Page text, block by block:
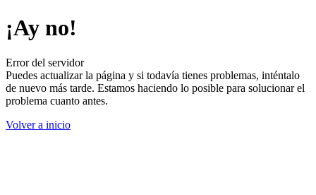
¡Ay no!
Error del servidor
Puedes actualizar la página y si todavía tienes problemas, inténtalo
de nuevo más tarde. Estamos haciendo lo posible para solucionar el
problema cuanto antes.
Volver a inicio